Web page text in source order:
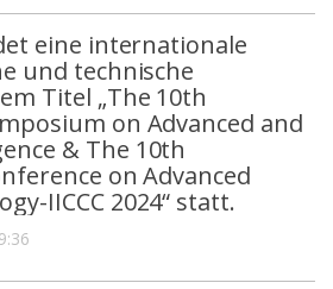
eine internationale
und technische
Titel „The 10th
on Advanced and
& The 10th
on Advanced
IICCC 2024“ statt.